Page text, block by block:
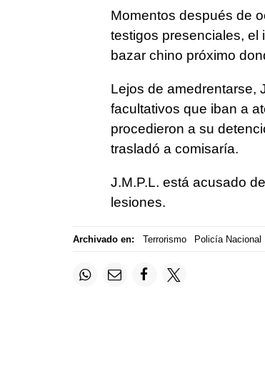
Momentos después de
testigos presenciales, el
bazar chino próximo
Lejos de amedrentarse,
facultativos que iban a
procedieron a su
trasladó a comisaría.
J.M.P.L. está acusado
lesiones.
Archivado en: Terrorismo Policía Nacional